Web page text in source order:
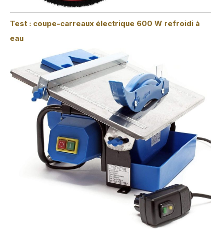
Test : coupe-carreaux électrique 600 W refroidi à
eau